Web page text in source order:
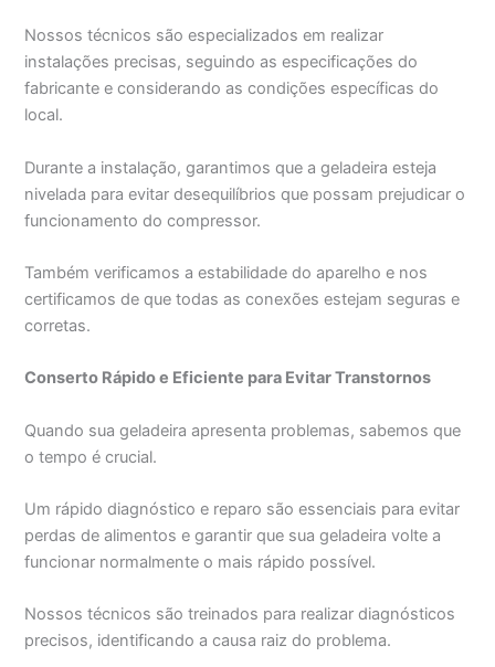
Nossos técnicos são especializados em realizar
instalações precisas, seguindo as especificações do
fabricante e considerando as condições específicas do
local.
Durante a instalação, garantimos que a geladeira esteja
nivelada para evitar desequilíbrios que possam prejudicar o
funcionamento do compressor.
Também verificamos a estabilidade do aparelho e nos
certificamos de que todas as conexões estejam seguras e
corretas.
Conserto Rápido e Eficiente para Evitar Transtornos
Quando sua geladeira apresenta problemas, sabemos que
o tempo é crucial.
Um rápido diagnóstico e reparo são essenciais para evitar
perdas de alimentos e garantir que sua geladeira volte a
funcionar normalmente o mais rápido possível.
Nossos técnicos são treinados para realizar diagnósticos
precisos, identificando a causa raiz do problema.